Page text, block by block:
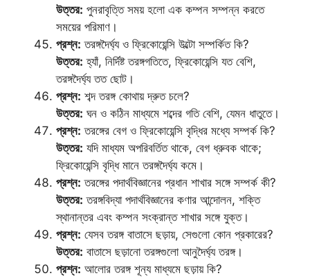
উত্তর: পুনরাবৃত্তি সময় হলো এক কম্পন সম্পন্ন করতে
সময়ের পরিমাণ।
প্রশ্ন: তরঙ্গদৈর্ঘ্য ও ফ্রিকোয়েন্সি উল্টো সম্পর্কিত কি?
উত্তর: হ্যাঁ, নির্দিষ্ট তরঙ্গগতিতে, ফ্রিকোয়েন্সি যত বেশি,
তরঙ্গদৈর্ঘ্য তত ছোট।
প্রশ্ন: শব্দ তরঙ্গ কোথায় দ্রুত চলে?
উত্তর: ঘন ও কঠিন মাধ্যমে শব্দের গতি বেশি, যেমন ধাতুতে।
প্রশ্ন: তরঙ্গের বেগ ও ফ্রিকোয়েন্সি বৃদ্ধির মধ্যে সম্পর্ক কি?
উত্তর: যদি মাধ্যম অপরিবর্তিত থাকে, বেগ ধ্রুবক থাকে;
ফ্রিকোয়েন্সি বৃদ্ধি মানে তরঙ্গদৈর্ঘ্য কমে।
প্রশ্ন: তরঙ্গের পদার্থবিজ্ঞানের প্রধান শাখার সঙ্গে সম্পর্ক কী?
উত্তর: তরঙ্গবিদ্যা পদার্থবিজ্ঞানের কণার আন্দোলন, শক্তি
স্থানান্তর এবং কম্পন সংক্রান্ত শাখার সঙ্গে যুক্ত।
প্রশ্ন: যেসব তরঙ্গ বাতাসে ছড়ায়, সেগুলো কোন প্রকারের?
উত্তর: বাতাসে ছড়ানো তরঙ্গগুলো আনুদৈর্ঘ্য তরঙ্গ।
প্রশ্ন: আলোর তরঙ্গ শূন্য মাধ্যমে ছড়ায় কি?